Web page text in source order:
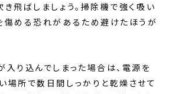
飛ばしましょう。掃除機で強く吸い
傷める恐れがあるため避けたほうが
入り込んでしまった場合は、電源を
場所で数日間しっかりと乾燥させて